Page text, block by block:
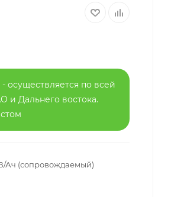
осуществляется по всей
и Дальнего востока.
Ач (сопровождаемый)